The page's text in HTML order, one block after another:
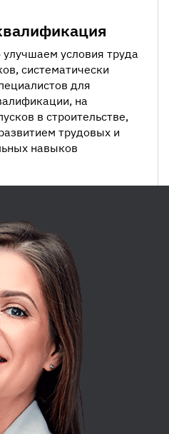
условия труда
систематически
для
на
в строительстве,
трудовых и
навыков